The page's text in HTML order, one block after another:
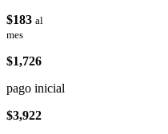
$183 al
mes
$1,726
pago inicial
$3,922